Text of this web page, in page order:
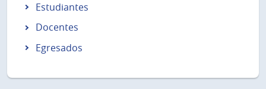
Estudiantes
Docentes
Egresados